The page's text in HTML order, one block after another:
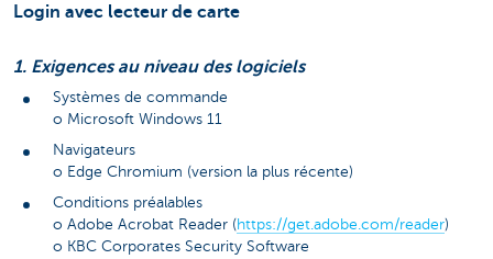
Login avec lecteur de carte
1. Exigences au niveau des logiciels
Systèmes de commande
o Microsoft Windows 11
Navigateurs
o Edge Chromium (version la plus récente)
Conditions préalables
o Adobe Acrobat Reader (https://get.adobe.com/reader)
o KBC Corporates Security Software